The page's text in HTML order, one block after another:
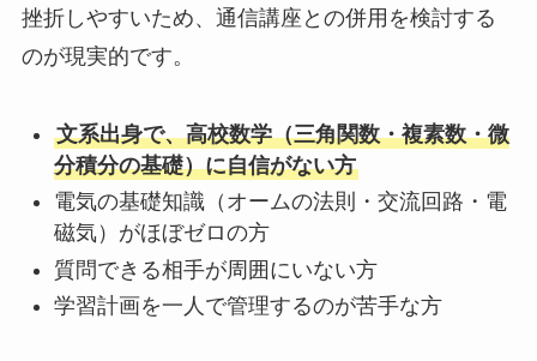
挫折しやすいため、通信講座との併用を検討する
のが現実的です。
文系出身で、高校数学（三角関数・複素数・微
分積分の基礎）に自信がない方
電気の基礎知識（オームの法則・交流回路・電
磁気）がほぼゼロの方
質問できる相手が周囲にいない方
学習計画を一人で管理するのが苦手な方